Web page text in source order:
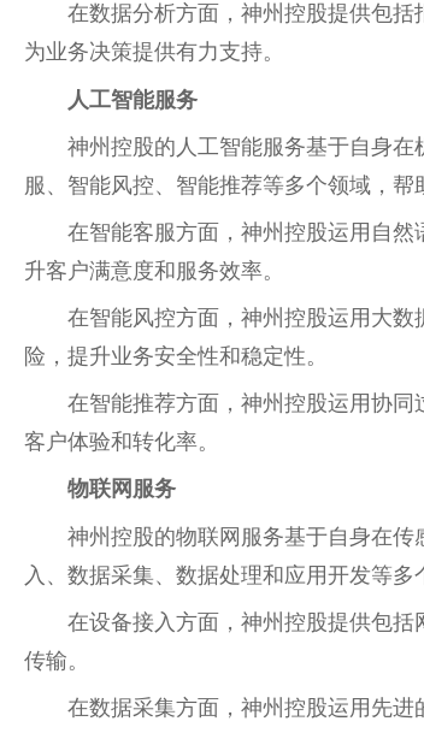
在数据分析方面，神州控股提供包
为业务决策提供有力支持。
人工智能服务
神州控股的人工智能服务基于自身
服、智能风控、智能推荐等多个领域，帮
在智能客服方面，神州控股运用自
升客户满意度和服务效率。
在智能风控方面，神州控股运用大
险，提升业务安全性和稳定性。
在智能推荐方面，神州控股运用协
客户体验和转化率。
物联网服务
神州控股的物联网服务基于自身在
入、数据采集、数据处理和应用开发等
在设备接入方面，神州控股提供包
传输。
在数据采集方面，神州控股运用先